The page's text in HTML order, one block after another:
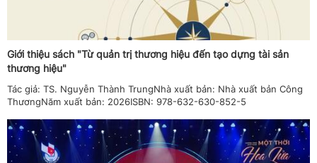
Giới thiệu sách "Từ quản trị thương hiệu đến tạo dựng tài sản
thương hiệu"
Tác giả: TS. Nguyễn Thành TrungNhà xuất bản: Nhà xuất bản Công
ThươngNăm xuất bản: 2026ISBN: 978-632-630-852-5